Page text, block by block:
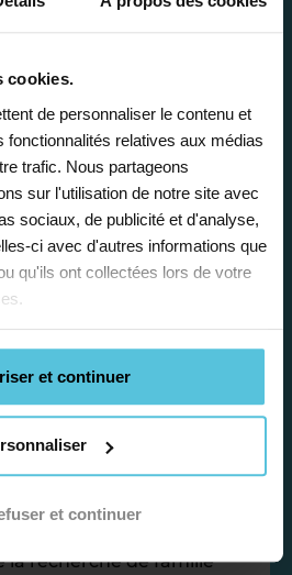
cookies.
de personnaliser le contenu et
fonctionnalités relatives aux médias
trafic. Nous partageons
sur l'utilisation de notre site avec
sociaux, de publicité et d'analyse,
ci avec d'autres informations que
qu'ils ont collectées lors de votre
et continuer
et continuer
de chez vous, selon
horaires
le meilleur
nous organisons votre
en fonction de votre profil,
et votre flexibilité.
vos tâches
la recherche de famille